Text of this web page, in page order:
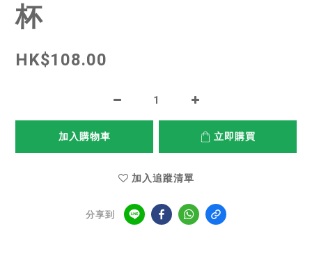
杯
HK$108.00
加入購物車 立即購買
加入追蹤清單
分享到